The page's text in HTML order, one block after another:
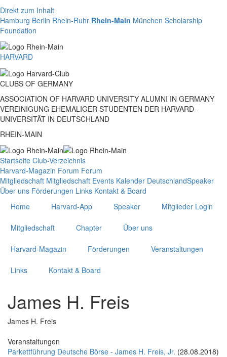
Direkt zum Inhalt
Hamburg Berlin Rhein-Ruhr Rhein-Main München Scholarship
Foundation
HARVARD
CLUBS OF GERMANY
ASSOCIATION OF HARVARD UNIVERSITY ALUMNI IN GERMANY
VEREINIGUNG EHEMALIGER STUDENTEN DER HARVARD-
UNIVERSITÄT IN DEUTSCHLAND
RHEIN-MAIN
Startseite Club-Verzeichnis
Harvard-Magazin Forum Forum
Mitgliedschaft Mitgliedschaft Events Kalender DeutschlandSpeaker
Über uns Förderungen Links Kontakt & Board
Home
Harvard-App Speaker Mitglieder Login
Mitgliedschaft Chapter Über uns
Harvard-Magazin Förderungen Veranstaltungen
Links Kontakt & Board
James H. Freis
James H. Freis
Veranstaltungen
Parkettführung Deutsche Börse - James H. Freis, Jr. (28.08.2018)